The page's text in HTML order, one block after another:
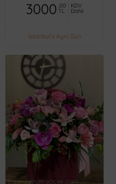
3000 ,00
TL
KDV
Dahil
İstanbul'a Aynı Gün